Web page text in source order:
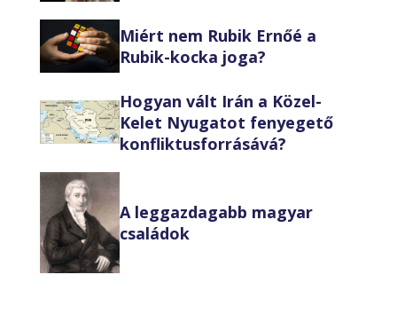
Miért nem Rubik Ernőé a
Rubik-kocka joga?
Hogyan vált Irán a Közel-
Kelet Nyugatot fenyegető
konfliktusforrásává?
A leggazdagabb magyar
családok